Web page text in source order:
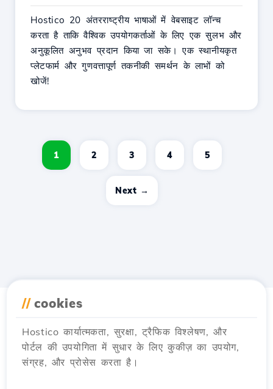
Hostico 20 अंतरराष्ट्रीय भाषाओं में वेबसाइट लॉन्च
करता है ताकि वैश्विक उपयोगकर्ताओं के लिए एक सुलभ और
अनुकूलित अनुभव प्रदान किया जा सके। एक स्थानीयकृत
प्लेटफार्म और गुणवत्तापूर्ण तकनीकी समर्थन के लाभों को
खोजें!
1 2 3 4 5
Next →
// cookies
Hostico कार्यात्मकता, सुरक्षा, ट्रैफिक विश्लेषण, और
पोर्टल की उपयोगिता में सुधार के लिए कुकीज़ का उपयोग,
संग्रह, और प्रोसेस करता है।